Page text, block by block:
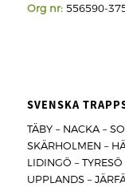
Org nr:556590-
SVENSKA
TÄBY – NACKA –
SKÄRHOLMEN –
LIDINGÖ –
UPPLANDS –